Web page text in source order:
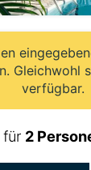
Gleichwohl
verfügbar.
2